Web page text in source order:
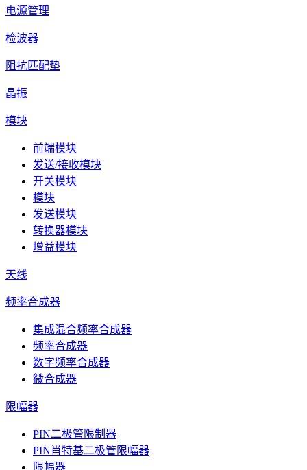
电源管理
检波器
阻抗匹配垫
晶振
模块
前端模块
发送/接收模块
开关模块
模块
发送模块
转换器模块
增益模块
天线
频率合成器
集成混合频率合成器
频率合成器
数字频率合成器
微合成器
限幅器
PIN二极管限制器
PIN肖特基二极管限幅器
限幅器